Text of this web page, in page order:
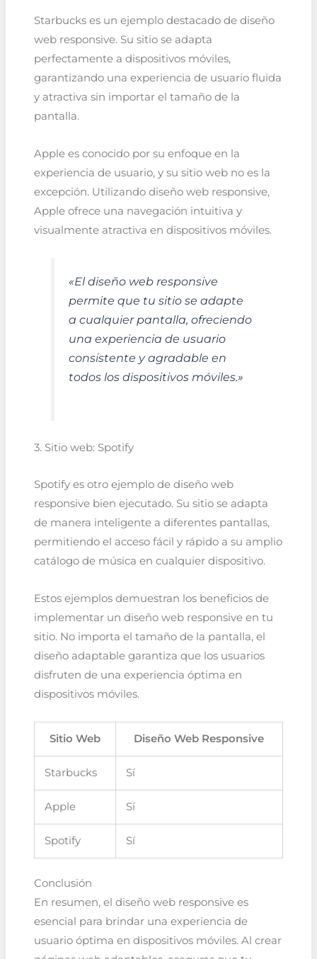
Starbucks es un ejemplo destacado de diseño
web responsive. Su sitio se adapta
perfectamente a dispositivos móviles,
garantizando una experiencia de usuario fluida
y atractiva sin importar el tamaño de la
pantalla.
Apple es conocido por su enfoque en la
experiencia de usuario, y su sitio web no es la
excepción. Utilizando diseño web responsive,
Apple ofrece una navegación intuitiva y
visualmente atractiva en dispositivos móviles.
«El diseño web responsive
permite que tu sitio se adapte
a cualquier pantalla, ofreciendo
una experiencia de usuario
consistente y agradable en
todos los dispositivos móviles.»
3. Sitio web: Spotify
Spotify es otro ejemplo de diseño web
responsive bien ejecutado. Su sitio se adapta
de manera inteligente a diferentes pantallas,
permitiendo el acceso fácil y rápido a su amplio
catálogo de música en cualquier dispositivo.
Estos ejemplos demuestran los beneficios de
implementar un diseño web responsive en tu
sitio. No importa el tamaño de la pantalla, el
diseño adaptable garantiza que los usuarios
disfruten de una experiencia óptima en
dispositivos móviles.
Sitio Web Diseño Web Responsive
Starbucks Sí
Apple Sí
Spotify Sí
Conclusión
En resumen, el diseño web responsive es
esencial para brindar una experiencia de
usuario óptima en dispositivos móviles. Al crear